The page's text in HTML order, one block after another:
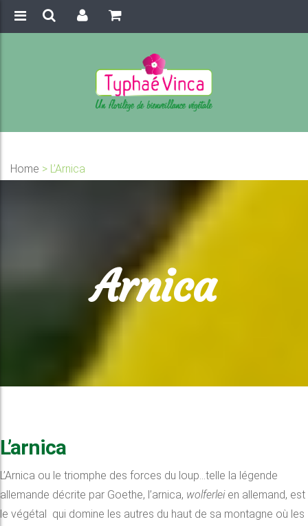
Home > L’Arnica
Arnica
L’arnica
L’Arnica ou le triomphe des forces du loup…telle la légende
allemande décrite par Goethe, l’arnica, wolferlei en allemand, est
le végétal qui domine les autres du haut de sa montagne où les